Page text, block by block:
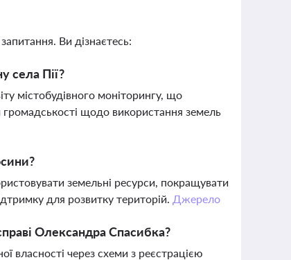
Ви дізнаєтесь:
села Пії?
містобудівного моніторингу, що
громадськості щодо використання земель
земельні ресурси, покращувати
для розвитку територій. Джерело
Олександра Спасибка?
власності через схеми з реєстрацією